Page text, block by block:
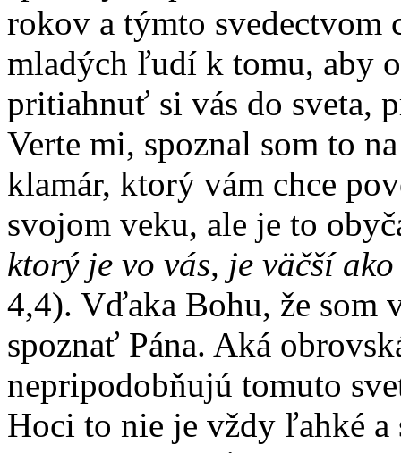
rokov a týmto svedectvom
mladých ľudí k tomu, aby
pritiahnuť si vás do sveta,
Verte mi, spoznal som to
klamár, ktorý vám chce
svojom veku, ale je to
ktorý je vo vás, je väčší
4,4). Vďaka Bohu, že som
spoznať Pána. Aká
nepripodobňujú tomuto
Hoci to nie je vždy ľahké a